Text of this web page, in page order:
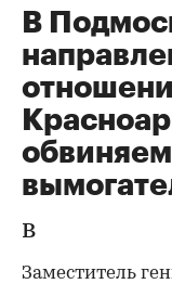
В
В
Заместитель